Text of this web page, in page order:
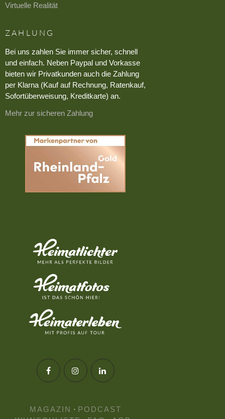
Virtuelle Realität
ZAHLUNG
Bei uns zahlen Sie immer sicher, schnell
und einfach. Neben Paypal und Vorkasse
bieten wir Privatkunden auch die Zahlung
per Klarna (Kauf auf Rechnung, Ratenkauf,
Sofortüberweisung, Kreditkarte) an.
Mehr zur sicheren Zahlung
MAGAZIN · PODCAST